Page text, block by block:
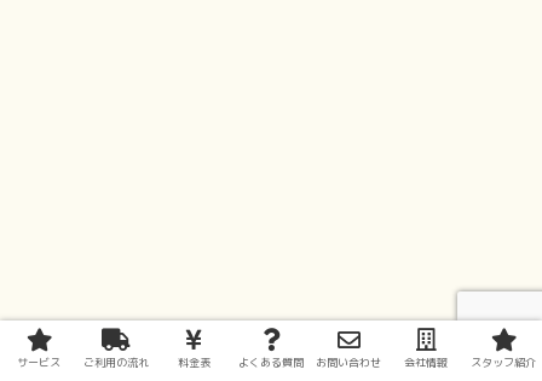
サービス ご利用の流れ 料金表 よくある質問 お問い合わせ 会社情報 スタッフ紹介